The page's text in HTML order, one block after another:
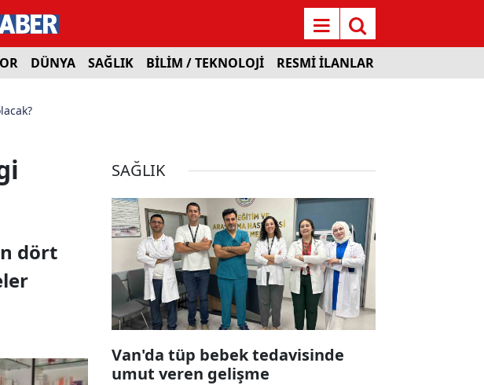
DÜNYA SAĞLIK BİLİM / TEKNOLOJİ RESMİ İLANLAR
dört
SAĞLIK
Van'da tüp bebek tedavisinde
umut veren gelişme